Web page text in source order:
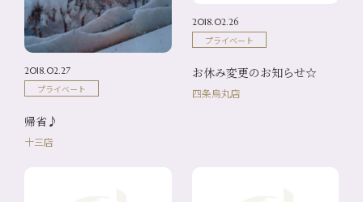
2018.02.27
プライベート
帰省♪
十三店
2018.02.26
プライベート
お休み変更のお知らせ☆
四条烏丸店